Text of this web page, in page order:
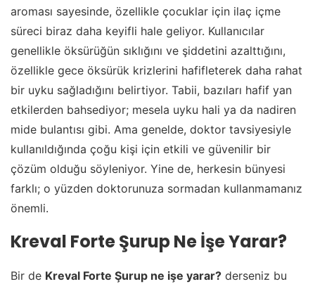
aroması sayesinde, özellikle çocuklar için ilaç içme
süreci biraz daha keyifli hale geliyor. Kullanıcılar
genellikle öksürüğün sıklığını ve şiddetini azalttığını,
özellikle gece öksürük krizlerini hafifleterek daha rahat
bir uyku sağladığını belirtiyor. Tabii, bazıları hafif yan
etkilerden bahsediyor; mesela uyku hali ya da nadiren
mide bulantısı gibi. Ama genelde, doktor tavsiyesiyle
kullanıldığında çoğu kişi için etkili ve güvenilir bir
çözüm olduğu söyleniyor. Yine de, herkesin bünyesi
farklı; o yüzden doktorunuza sormadan kullanmamanız
önemli.
Kreval Forte Şurup Ne İşe Yarar?
Bir de Kreval Forte Şurup ne işe yarar? derseniz bu